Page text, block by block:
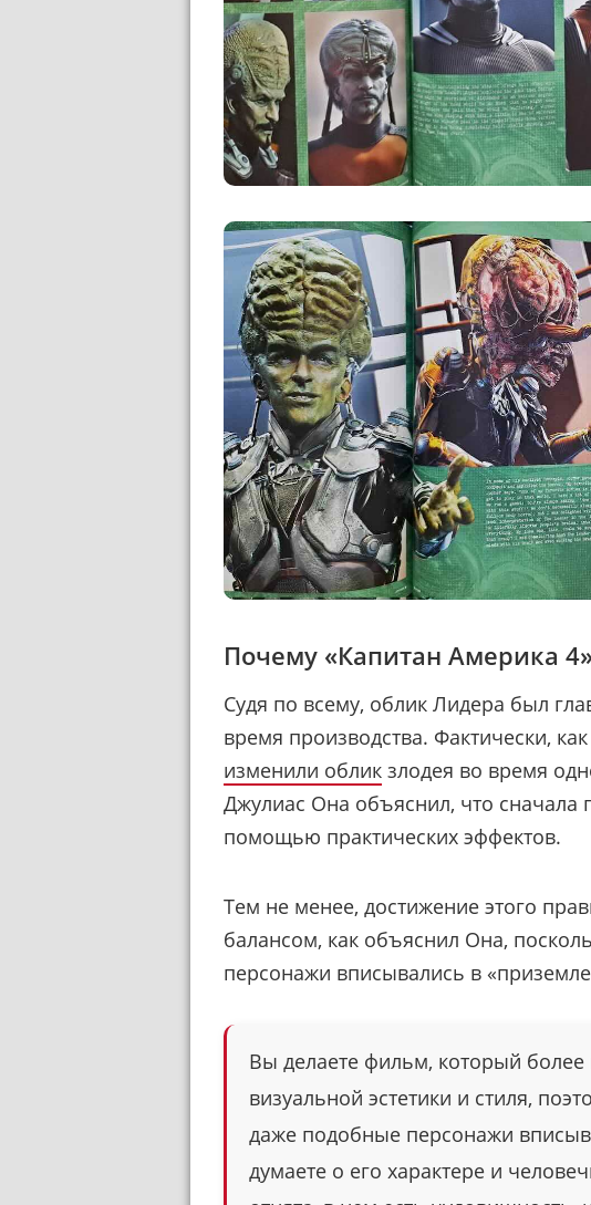
Почему «Капитан Америка
Судя по всему, облик Лидера был
время производства. Фактически,
изменили облик злодея во время
Джулиас Она объяснил, что сначала
помощью практических эффектов.
Тем не менее, достижение этого
балансом, как объяснил Она,
персонажи вписывались в
Вы делаете фильм, который более
визуальной эстетики и стиля,
даже подобные персонажи
думаете о его характере и